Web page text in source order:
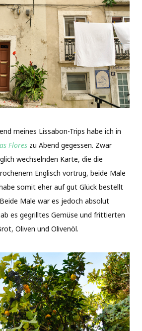
meines Lissabon-Trips habe ich in
Flores zu Abend gegessen. Zwar
wechselnden Karte, die die
Englisch vortrug, beide Male
somit eher auf gut Glück bestellt
Male war es jedoch absolut
es gegrilltes Gemüse und frittierten
Oliven und Olivenöl.